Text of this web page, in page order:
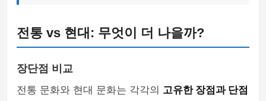
전통 vs 현대: 무엇이 더 나을까?
장단점 비교
전통 문화와 현대 문화는 각각의 고유한 장점과 단점